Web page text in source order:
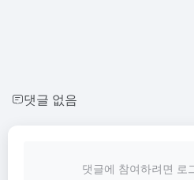
댓글 없음
댓글에 참여하려면 로